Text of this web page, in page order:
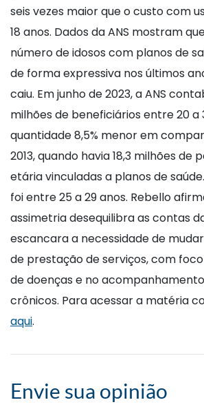
seis vezes maior que o custo com
18 anos. Dados da ANS mostram
número de idosos com planos de
de forma expressiva nos últimos
caiu. Em junho de 2023, a ANS
milhões de beneficiários entre 20 a
quantidade 8,5% menor em
2013, quando havia 18,3 milhões de
etária vinculadas a planos de
foi entre 25 a 29 anos. Rebello
assimetria desequilibra as contas
escancara a necessidade de
de prestação de serviços, com
de doenças e no
crônicos. Para acessar a matéria
aqui.
Envie sua opinião